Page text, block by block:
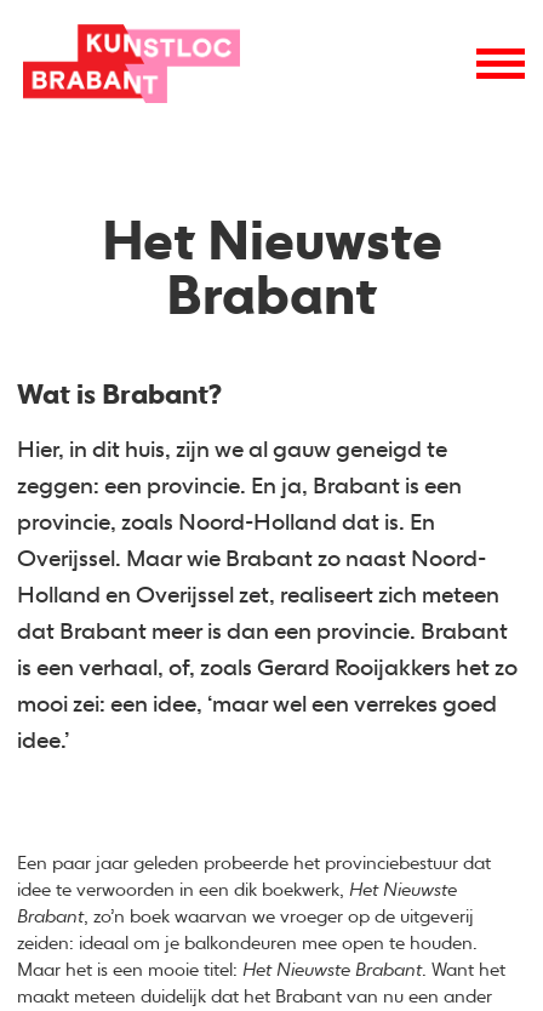
Het Nieuwste
Brabant
Wat is Brabant?
Hier, in dit huis, zijn we al gauw geneigd te
zeggen: een provincie. En ja, Brabant is een
provincie, zoals Noord-Holland dat is. En
Overijssel. Maar wie Brabant zo naast Noord-
Holland en Overijssel zet, realiseert zich meteen
dat Brabant meer is dan een provincie. Brabant
is een verhaal, of, zoals Gerard Rooijakkers het zo
mooi zei: een idee, ‘maar wel een verrekes goed
idee.’
Een paar jaar geleden probeerde het provinciebestuur dat
idee te verwoorden in een dik boekwerk, Het Nieuwste
Brabant, zo’n boek waarvan we vroeger op de uitgeverij
zeiden: ideaal om je balkondeuren mee open te houden.
Maar het is een mooie titel: Het Nieuwste Brabant. Want het
maakt meteen duidelijk dat het Brabant van nu een ander